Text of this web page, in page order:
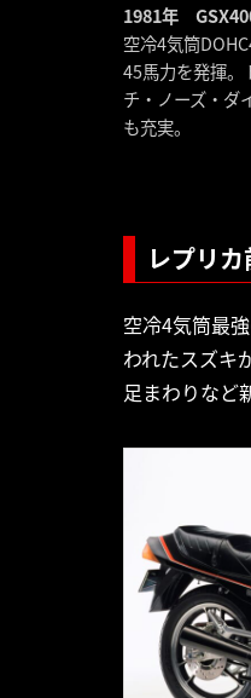
1981年
空冷4気筒
45馬力を発揮。
チ・ノーズ・ダ
も充実。
レプリ
空冷4気筒最
われたスズキ
足まわりなど